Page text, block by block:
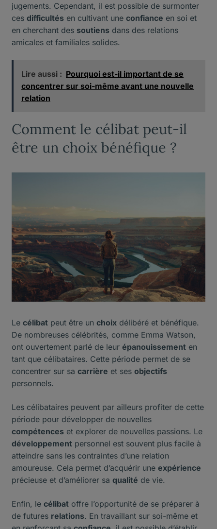
jugements. Cependant, il est possible de surmonter
ces difficultés en cultivant une confiance en soi et
en cherchant des soutiens dans des relations
amicales et familiales solides.
Lire aussi : Pourquoi est-il important de se
concentrer sur soi-même avant une nouvelle
relation
Comment le célibat peut-il
être un choix bénéfique ?
Le célibat peut être un choix délibéré et bénéfique.
De nombreuses célébrités, comme Emma Watson,
ont ouvertement parlé de leur épanouissement en
tant que célibataires. Cette période permet de se
concentrer sur sa carrière et ses objectifs
personnels.
Les célibataires peuvent par ailleurs profiter de cette
période pour développer de nouvelles
compétences et explorer de nouvelles passions. Le
développement personnel est souvent plus facile à
atteindre sans les contraintes d’une relation
amoureuse. Cela permet d’acquérir une expérience
précieuse et d’améliorer sa qualité de vie.
Enfin, le célibat offre l’opportunité de se préparer à
de futures relations. En travaillant sur soi-même et